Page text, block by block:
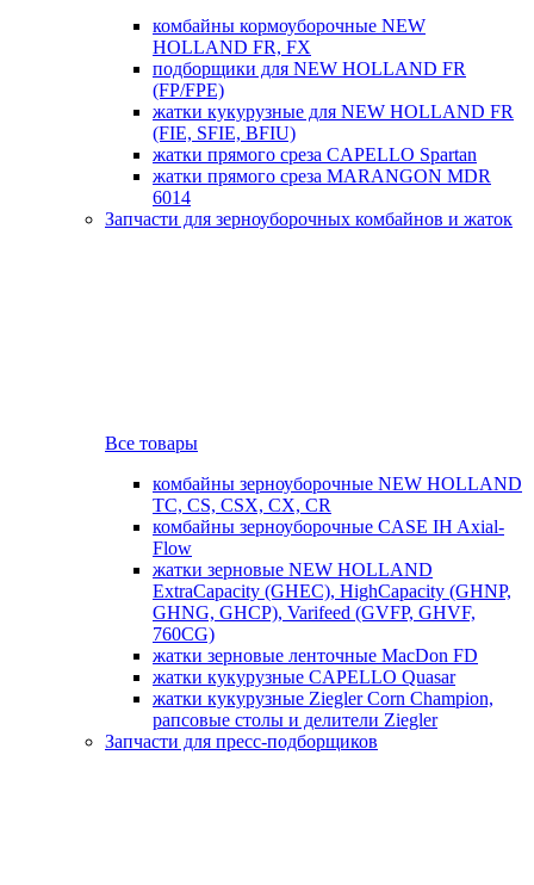
комбайны кормоуборочные NEW
HOLLAND FR, FX
подборщики для NEW HOLLAND FR
(FP/FPE)
жатки кукурузные для NEW HOLLAND FR
(FIE, SFIE, BFIU)
жатки прямого среза CAPELLO Spartan
жатки прямого среза MARANGON MDR
6014
Запчасти для зерноуборочных комбайнов и жаток
Все товары
комбайны зерноуборочные NEW HOLLAND
TC, CS, CSX, CX, CR
комбайны зерноуборочные CASE IH Axial-
Flow
жатки зерновые NEW HOLLAND
ExtraCapacity (GHEC), HighCapacity (GHNP,
GHNG, GHCP), Varifeed (GVFP, GHVF,
760CG)
жатки зерновые ленточные MacDon FD
жатки кукурузные CAPELLO Quasar
жатки кукурузные Ziegler Corn Champion,
рапсовые столы и делители Ziegler
Запчасти для пресс-подборщиков